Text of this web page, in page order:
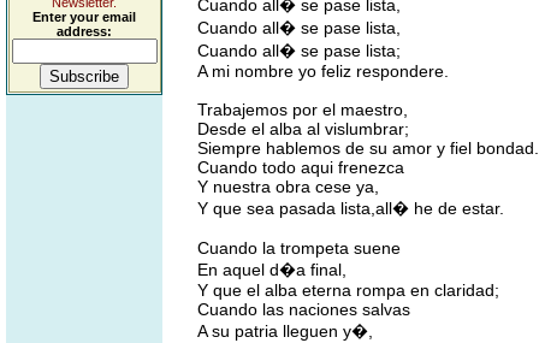
Enter your email
address:
Cuando all� se pase lista,
Cuando all� se pase lista,
Cuando all� se pase lista;
A mi nombre yo feliz respondere.
Trabajemos por el maestro,
Desde el alba al vislumbrar;
Siempre hablemos de su amor y fiel bondad.
Cuando todo aqui frenezca
Y nuestra obra cese ya,
Y que sea pasada lista,all� he de estar.
Cuando la trompeta suene
En aquel d�a final,
Y que el alba eterna rompa en claridad;
Cuando las naciones salvas
A su patria lleguen y�,